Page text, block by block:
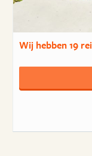
Wij hebben19